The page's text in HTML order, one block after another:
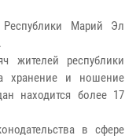
Республики Марий Эл
жителей республики
хранение и ношение
находится более 17
в сфере